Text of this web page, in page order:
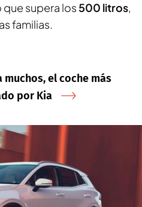
supera los 500 litros,
familias.
muchos, el coche más
por Kia